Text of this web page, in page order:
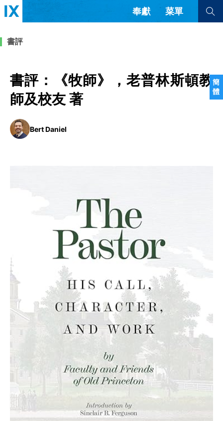
簡
體
奉獻 菜單
來信
教會帶領
查看全部
查看全部
意大利語
土耳其語
塞爾維亞語
書評
書評：《牧師》，老普林斯頓教
師及校友 著
Bert Daniel